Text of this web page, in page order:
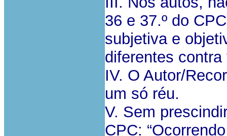
36 e 37.º do
subjetiva e
diferentes
IV. O Autor/
um só réu.
V. Sem
CPC: